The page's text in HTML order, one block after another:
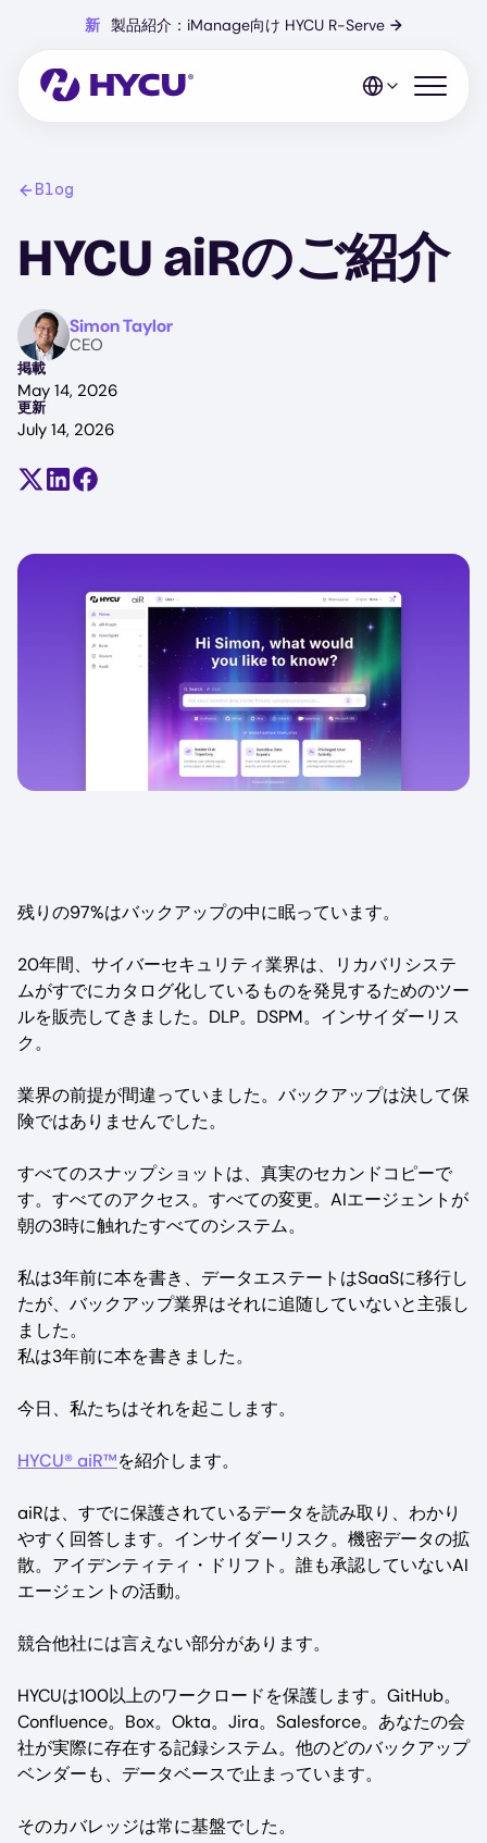
content
新 製品紹介：iManage向け HYCU R-Serve →
Open
Blog
HYCU aiRのご紹介
ImageSimon Taylor
CEO
掲載
May 14, 2026
更新
July 14, 2026
Share on X (formerly Twitter)
Share on LinkedIn
Share on Facebook
残りの97%はバックアップの中に眠っています。
20年間、サイバーセキュリティ業界は、リカバリシステ
ムがすでにカタログ化しているものを発見するためのツー
ルを販売してきました。DLP。DSPM。インサイダーリス
ク。
業界の前提が間違っていました。バックアップは決して保
険ではありませんでした。
すべてのスナップショットは、真実のセカンドコピーで
す。すべてのアクセス。すべての変更。AIエージェントが
朝の3時に触れたすべてのシステム。
私は3年前に本を書き、データエステートはSaaSに移行し
たが、バックアップ業界はそれに追随していないと主張し
ました。
私は3年前に本を書きました。
今日、私たちはそれを起こします。
HYCU® aiR™を紹介します。
aiRは、すでに保護されているデータを読み取り、わかり
やすく回答します。インサイダーリスク。機密データの拡
散。アイデンティティ・ドリフト。誰も承認していないAI
エージェントの活動。
競合他社には言えない部分があります。
HYCUは100以上のワークロードを保護します。GitHub。
Confluence。Box。Okta。Jira。Salesforce。あなたの会
社が実際に存在する記録システム。他のどのバックアップ
ベンダーも、データベースで止まっています。
そのカバレッジは常に基盤でした。